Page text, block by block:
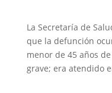
La Secretaría de
que la defunción
menor de 45 años
grave; era atendido